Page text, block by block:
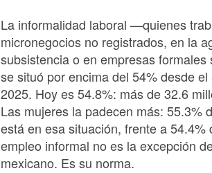
La informalidad laboral —quienes
micronegocios no registrados, en la
subsistencia o en empresas
se situó por encima del 54% desde
2025. Hoy es 54.8%: más de 32.6
Las mujeres la padecen más: 55.3%
está en esa situación, frente a 54.4%
empleo informal no es la excepción
mexicano. Es su norma.